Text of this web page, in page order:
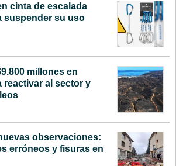
cinta de escalada
suspender su uso
millones en
reactivar al sector y
observaciones:
erróneos y fisuras en